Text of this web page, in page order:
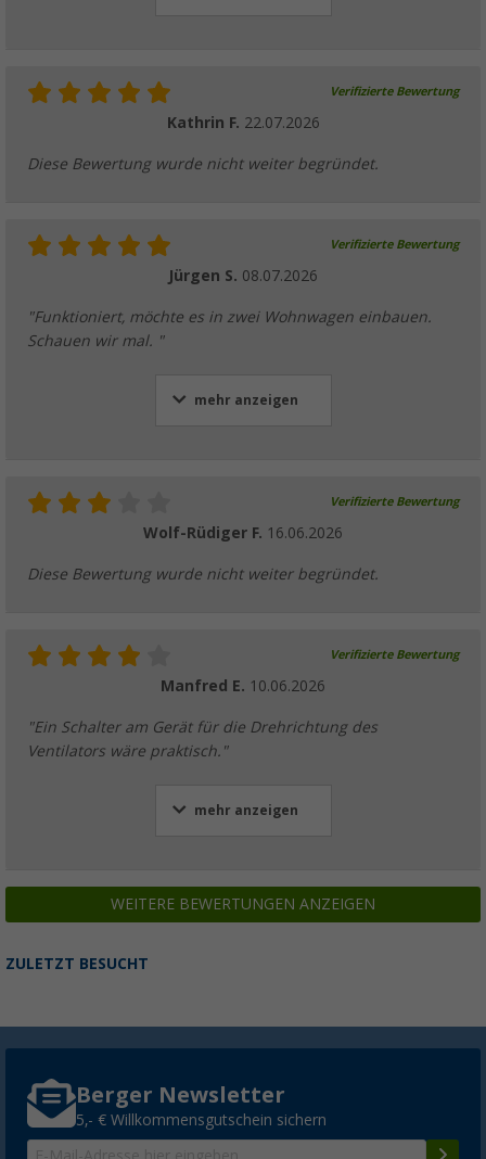
Verifizierte Bewertung
Kathrin F. 22.07.2026
Diese Bewertung wurde nicht weiter begründet.
Verifizierte Bewertung
Jürgen S. 08.07.2026
"Funktioniert, möchte es in zwei Wohnwagen einbauen.
Schauen wir mal. "
mehr anzeigen
Verifizierte Bewertung
Wolf-Rüdiger F. 16.06.2026
Diese Bewertung wurde nicht weiter begründet.
Verifizierte Bewertung
Manfred E. 10.06.2026
"Ein Schalter am Gerät für die Drehrichtung des
Ventilators wäre praktisch."
mehr anzeigen
WEITERE BEWERTUNGEN ANZEIGEN
ZULETZT BESUCHT
Berger Newsletter
5,- € Willkommensgutschein sichern